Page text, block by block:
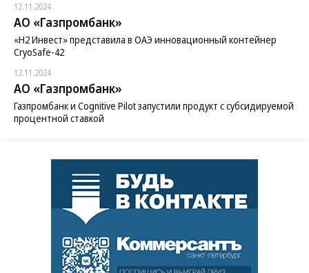
12.11.2024
АО «Газпромбанк»
«H2 Инвест» представила в ОАЭ инновационный контейнер
CryoSafe-42
12.11.2024
АО «Газпромбанк»
Газпромбанк и Cognitive Pilot запустили продукт с субсидируемой
процентной ставкой